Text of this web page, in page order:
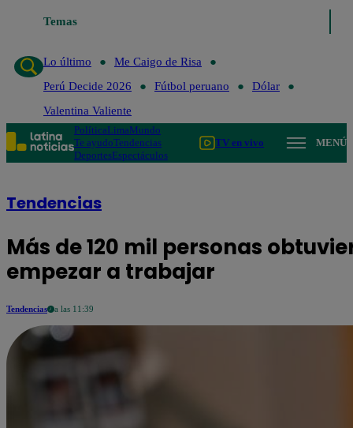
Temas
Lo último
Me Caigo de Risa
Perú Decide 2026
Fútbol peruano
Dólar
Valentina Valiente
PolíticaLimaMundo
Te ayudoTendencias
DeportesEspectáculos
TV en vivo MENÚ
Tendencias
Más de 120 mil personas
empezar a trabajar
Tendencias a las 11:39